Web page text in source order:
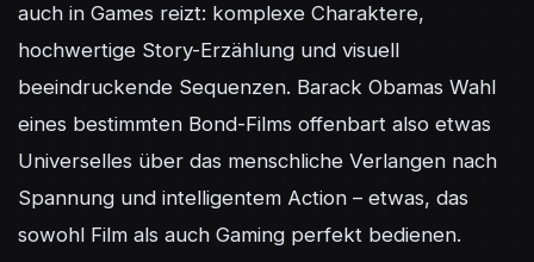
auch in Games reizt: komplexe Charaktere,
hochwertige Story-Erzählung und visuell
beeindruckende Sequenzen. Barack Obamas Wahl
eines bestimmten Bond-Films offenbart also etwas
Universelles über das menschliche Verlangen nach
Spannung und intelligentem Action – etwas, das
sowohl Film als auch Gaming perfekt bedienen.